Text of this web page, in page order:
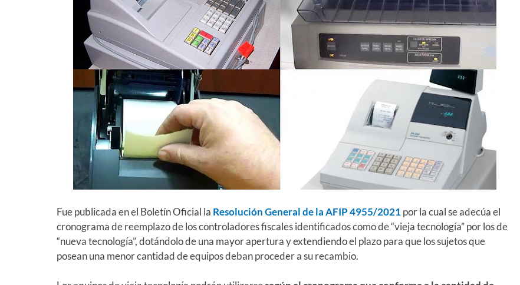
Fue publicada en el Boletín Oficial la Resolución General de la AFIP 4955/2021 por la cual se adecúa el
cronograma de reemplazo de los controladores fiscales identificados como de “vieja tecnología” por los de
“nueva tecnología”, dotándolo de una mayor apertura y extendiendo el plazo para que los sujetos que
posean una menor cantidad de equipos deban proceder a su recambio.